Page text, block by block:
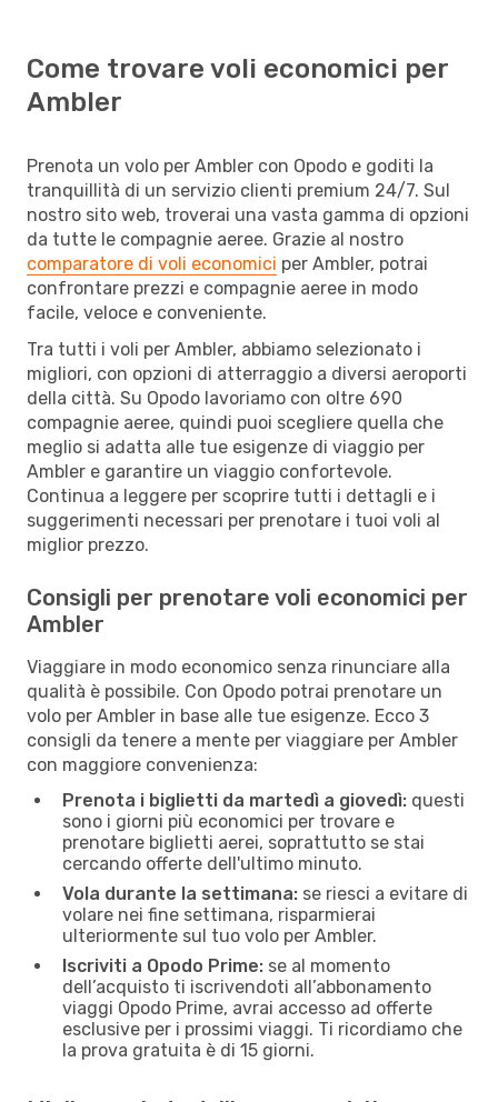
Come trovare voli economici per
Ambler
Prenota un volo per Ambler con Opodo e goditi la
tranquillità di un servizio clienti premium 24/7. Sul
nostro sito web, troverai una vasta gamma di opzioni
da tutte le compagnie aeree. Grazie al nostro
comparatore di voli economici per Ambler, potrai
confrontare prezzi e compagnie aeree in modo
facile, veloce e conveniente.
Tra tutti i voli per Ambler, abbiamo selezionato i
migliori, con opzioni di atterraggio a diversi aeroporti
della città. Su Opodo lavoriamo con oltre 690
compagnie aeree, quindi puoi scegliere quella che
meglio si adatta alle tue esigenze di viaggio per
Ambler e garantire un viaggio confortevole.
Continua a leggere per scoprire tutti i dettagli e i
suggerimenti necessari per prenotare i tuoi voli al
miglior prezzo.
Consigli per prenotare voli economici per
Ambler
Viaggiare in modo economico senza rinunciare alla
qualità è possibile. Con Opodo potrai prenotare un
volo per Ambler in base alle tue esigenze. Ecco 3
consigli da tenere a mente per viaggiare per Ambler
con maggiore convenienza:
Prenota i biglietti da martedì a giovedì: questi
sono i giorni più economici per trovare e
prenotare biglietti aerei, soprattutto se stai
cercando offerte dell'ultimo minuto.
Vola durante la settimana: se riesci a evitare di
volare nei fine settimana, risparmierai
ulteriormente sul tuo volo per Ambler.
Iscriviti a Opodo Prime: se al momento
dell’acquisto ti iscrivendoti all’abbonamento
viaggi Opodo Prime, avrai accesso ad offerte
esclusive per i prossimi viaggi. Ti ricordiamo che
la prova gratuita è di 15 giorni.